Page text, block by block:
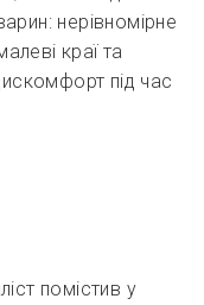
нерівномірне
краї та
під час
помістив у